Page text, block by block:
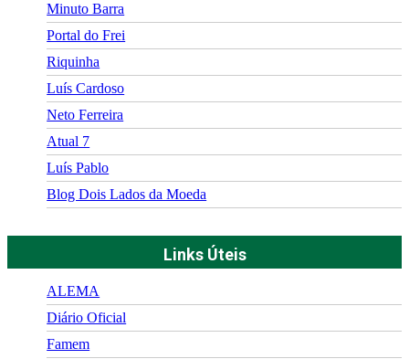
Minuto Barra
Portal do Frei
Riquinha
Luís Cardoso
Neto Ferreira
Atual 7
Luís Pablo
Blog Dois Lados da Moeda
Links Úteis
ALEMA
Diário Oficial
Famem